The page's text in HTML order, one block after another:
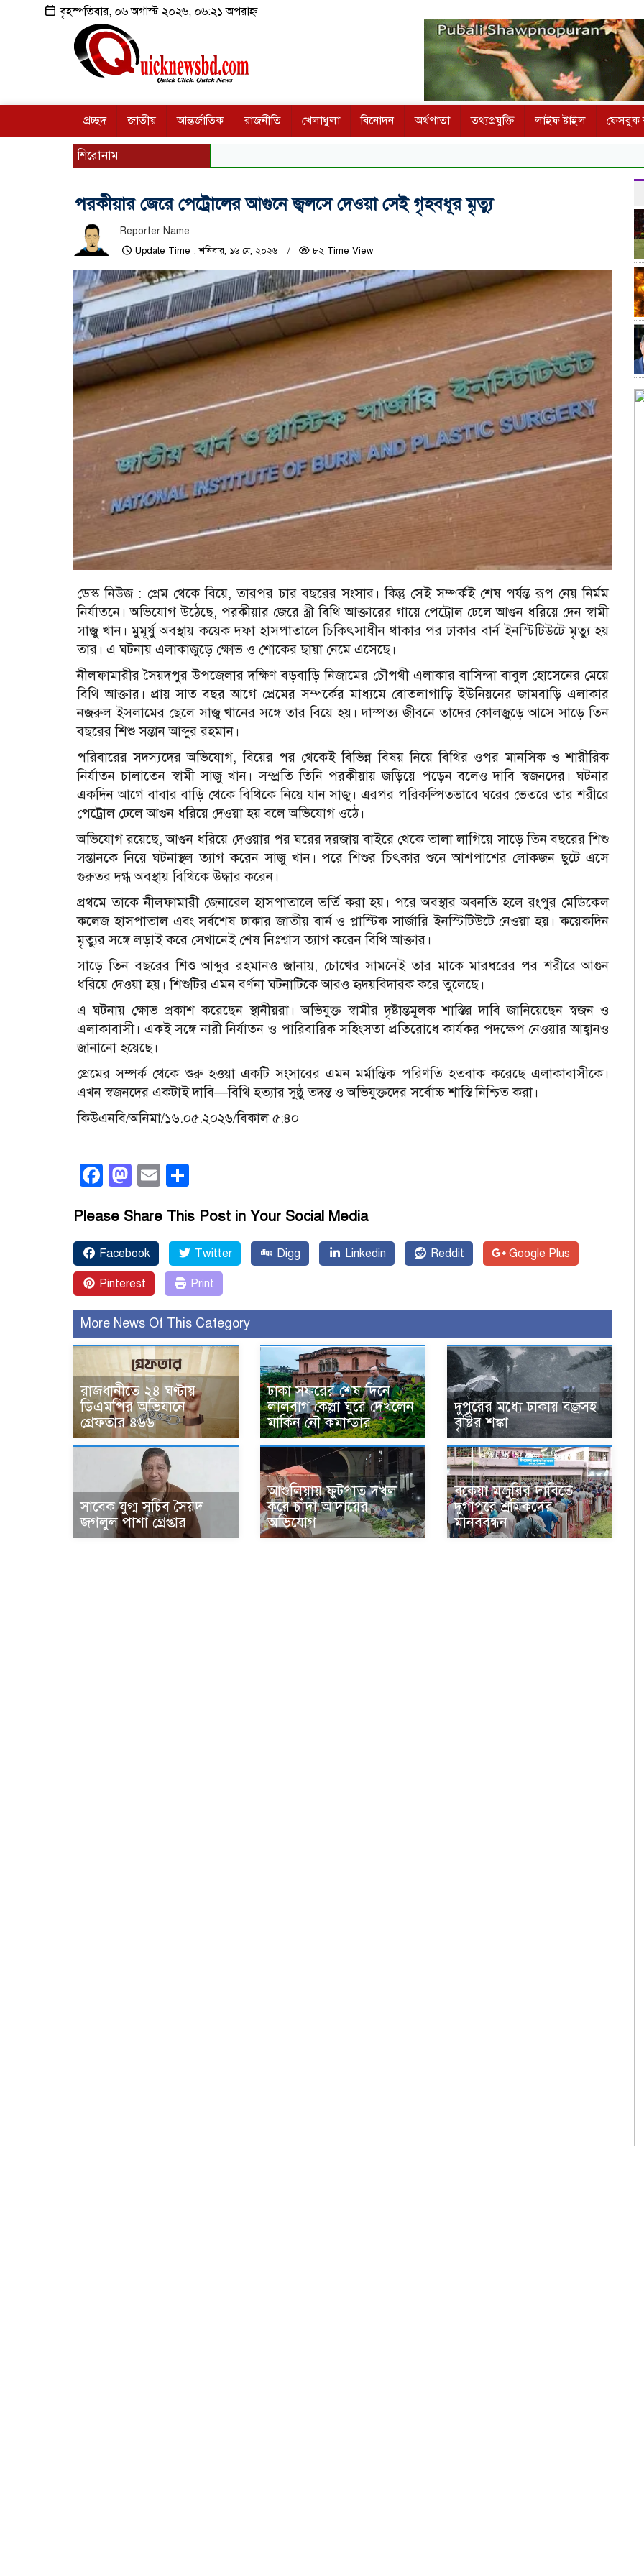
বৃহস্পতিবার, ০৬ অগাস্ট ২০২৬, ০৬:২১ অপরাহ্ন
প্রচ্ছদ জাতীয় আন্তর্জাতিক রাজনীতি খেলাধুলা বিনোদন অর্থপাতা তথ্যপ্রযুক্তি লাইফ ষ্টাইল ফেসবুক
শিরোনাম
পরকীয়ার জেরে পেট্রোলের আগুনে জ্বলসে দেওয়া সেই গৃহবধূর মৃত্যু
Reporter Name
Update Time : শনিবার, ১৬ মে, ২০২৬ ৮২ Time View
ডেস্ক নিউজ : প্রেম থেকে বিয়ে, তারপর চার বছরের সংসার। কিন্তু সেই সম্পর্কই শেষ পর্যন্ত রূপ নেয় নির্মম
নির্যাতনে। অভিযোগ উঠেছে, পরকীয়ার জেরে স্ত্রী বিথি আক্তারের গায়ে পেট্রোল ঢেলে আগুন ধরিয়ে দেন স্বামী
সাজু খান। মুমূর্ষু অবস্থায় কয়েক দফা হাসপাতালে চিকিৎসাধীন থাকার পর ঢাকার বার্ন ইনস্টিটিউটে মৃত্যু হয়
তার। এ ঘটনায় এলাকাজুড়ে ক্ষোভ ও শোকের ছায়া নেমে এসেছে।
নীলফামারীর সৈয়দপুর উপজেলার দক্ষিণ বড়বাড়ি নিজামের চৌপথী এলাকার বাসিন্দা বাবুল হোসেনের মেয়ে
বিথি আক্তার। প্রায় সাত বছর আগে প্রেমের সম্পর্কের মাধ্যমে বোতলাগাড়ি ইউনিয়নের জামবাড়ি এলাকার
নজরুল ইসলামের ছেলে সাজু খানের সঙ্গে তার বিয়ে হয়। দাম্পত্য জীবনে তাদের কোলজুড়ে আসে সাড়ে তিন
বছরের শিশু সন্তান আব্দুর রহমান।
পরিবারের সদস্যদের অভিযোগ, বিয়ের পর থেকেই বিভিন্ন বিষয় নিয়ে বিথির ওপর মানসিক ও শারীরিক
নির্যাতন চালাতেন স্বামী সাজু খান। সম্প্রতি তিনি পরকীয়ায় জড়িয়ে পড়েন বলেও দাবি স্বজনদের। ঘটনার
একদিন আগে বাবার বাড়ি থেকে বিথিকে নিয়ে যান সাজু। এরপর পরিকল্পিতভাবে ঘরের ভেতরে তার শরীরে
পেট্রোল ঢেলে আগুন ধরিয়ে দেওয়া হয় বলে অভিযোগ ওঠে।
অভিযোগ রয়েছে, আগুন ধরিয়ে দেওয়ার পর ঘরের দরজায় বাইরে থেকে তালা লাগিয়ে সাড়ে তিন বছরের শিশু
সন্তানকে নিয়ে ঘটনাস্থল ত্যাগ করেন সাজু খান। পরে শিশুর চিৎকার শুনে আশপাশের লোকজন ছুটে এসে
গুরুতর দগ্ধ অবস্থায় বিথিকে উদ্ধার করেন।
প্রথমে তাকে নীলফামারী জেনারেল হাসপাতালে ভর্তি করা হয়। পরে অবস্থার অবনতি হলে রংপুর মেডিকেল
কলেজ হাসপাতাল এবং সর্বশেষ ঢাকার জাতীয় বার্ন ও প্লাস্টিক সার্জারি ইনস্টিটিউটে নেওয়া হয়। কয়েকদিন
মৃত্যুর সঙ্গে লড়াই করে সেখানেই শেষ নিঃশ্বাস ত্যাগ করেন বিথি আক্তার।
সাড়ে তিন বছরের শিশু আব্দুর রহমানও জানায়, চোখের সামনেই তার মাকে মারধরের পর শরীরে আগুন
ধরিয়ে দেওয়া হয়। শিশুটির এমন বর্ণনা ঘটনাটিকে আরও হৃদয়বিদারক করে তুলেছে।
এ ঘটনায় ক্ষোভ প্রকাশ করেছেন স্থানীয়রা। অভিযুক্ত স্বামীর দৃষ্টান্তমূলক শাস্তির দাবি জানিয়েছেন স্বজন ও
এলাকাবাসী। একই সঙ্গে নারী নির্যাতন ও পারিবারিক সহিংসতা প্রতিরোধে কার্যকর পদক্ষেপ নেওয়ার আহ্বানও
জানানো হয়েছে।
প্রেমের সম্পর্ক থেকে শুরু হওয়া একটি সংসারের এমন মর্মান্তিক পরিণতি হতবাক করেছে এলাকাবাসীকে।
এখন স্বজনদের একটাই দাবি—বিথি হত্যার সুষ্ঠু তদন্ত ও অভিযুক্তদের সর্বোচ্চ শাস্তি নিশ্চিত করা।
কিউএনবি/অনিমা/১৬.০৫.২০২৬/বিকাল ৫:৪০
Facebook
Mastodon
Email
Please Share This Post in Your Social Media
Facebook Twitter Digg Linkedin Reddit Google Plus
Pinterest Print
More News Of This Category
রাজধানীতে ২৪ ঘণ্টায়
ডিএমপির অভিযানে
গ্রেফতার ৪৬৬
ঢাকা সফরের শেষ দিনে
লালবাগ কেল্লা ঘুরে দেখলেন
মার্কিন নৌ কমান্ডার
দুপুরের মধ্যে ঢাকায় বজ্রসহ
বৃষ্টির শঙ্কা
সাবেক যুগ্ম সচিব সৈয়দ
জগলুল পাশা গ্রেপ্তার
আশুলিয়ায় ফুটপাত দখল
করে চাঁদা আদায়ের
অভিযোগ
বকেয়া মজুরির দাবিতে
দুর্গাপুরে শ্রমিকদের
মানববন্ধন